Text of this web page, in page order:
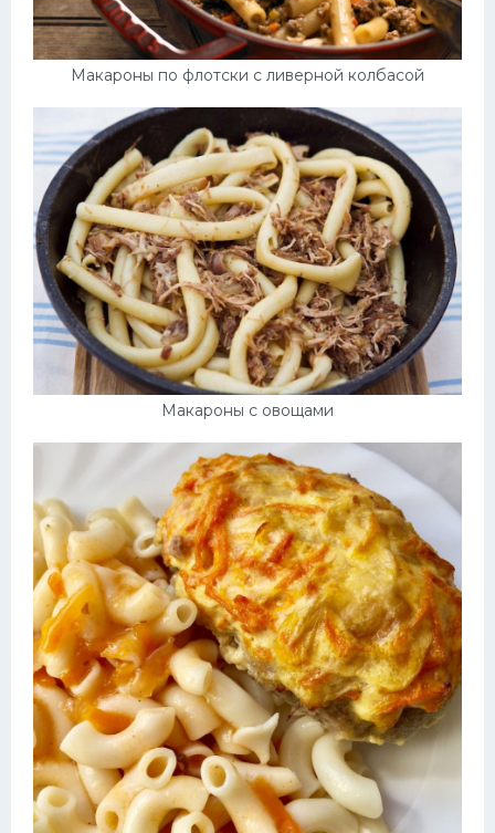
Макароны по флотски с ливерной колбасой
Макароны с овощами